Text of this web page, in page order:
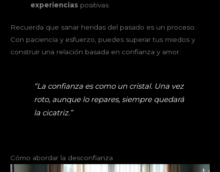
experiencias positivas.
Recuerda que sanar heridas del pasado es un proceso.
Con paciencia y esfuerzo, puedes superar tus miedos y
construir una relación basada en confianza y amor.
“La confianza es como un cristal. Una vez
roto, aunque lo repares, siempre quedará
la cicatriz.”
Cómo abordar la desconfianza